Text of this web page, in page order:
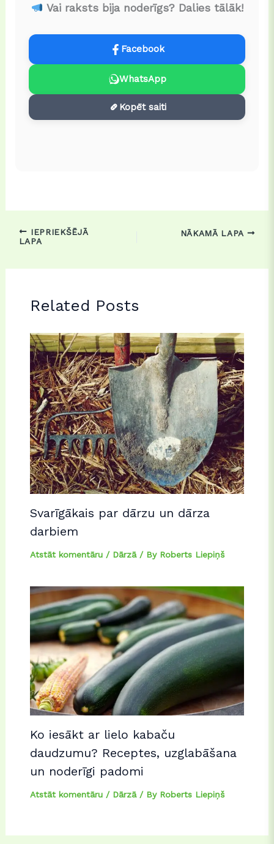
Vai raksts bija noderīgs? Dalies tālāk!
Facebook
WhatsApp
Kopēt saiti
IEPRIEKŠĒJĀ
LAPA
NĀKAMĀ LAPA
Related Posts
Svarīgākais par dārzu un dārza
darbiem
Atstāt komentāru / Dārzā/ By Roberts Liepiņš
Ko iesākt ar lielo kabaču
daudzumu? Receptes, uzglabāšana
un noderīgi padomi
Atstāt komentāru / Dārzā/ By Roberts Liepiņš